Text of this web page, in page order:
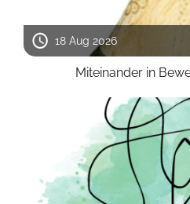
18 Aug 2026
Miteinander in